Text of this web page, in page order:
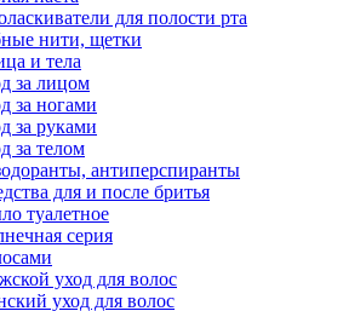
для полости рта
нити, щетки
и тела
за лицом
за ногами
за руками
за телом
антиперспиранты
для и после бритья
туалетное
серия
уход для волос
уход для волос